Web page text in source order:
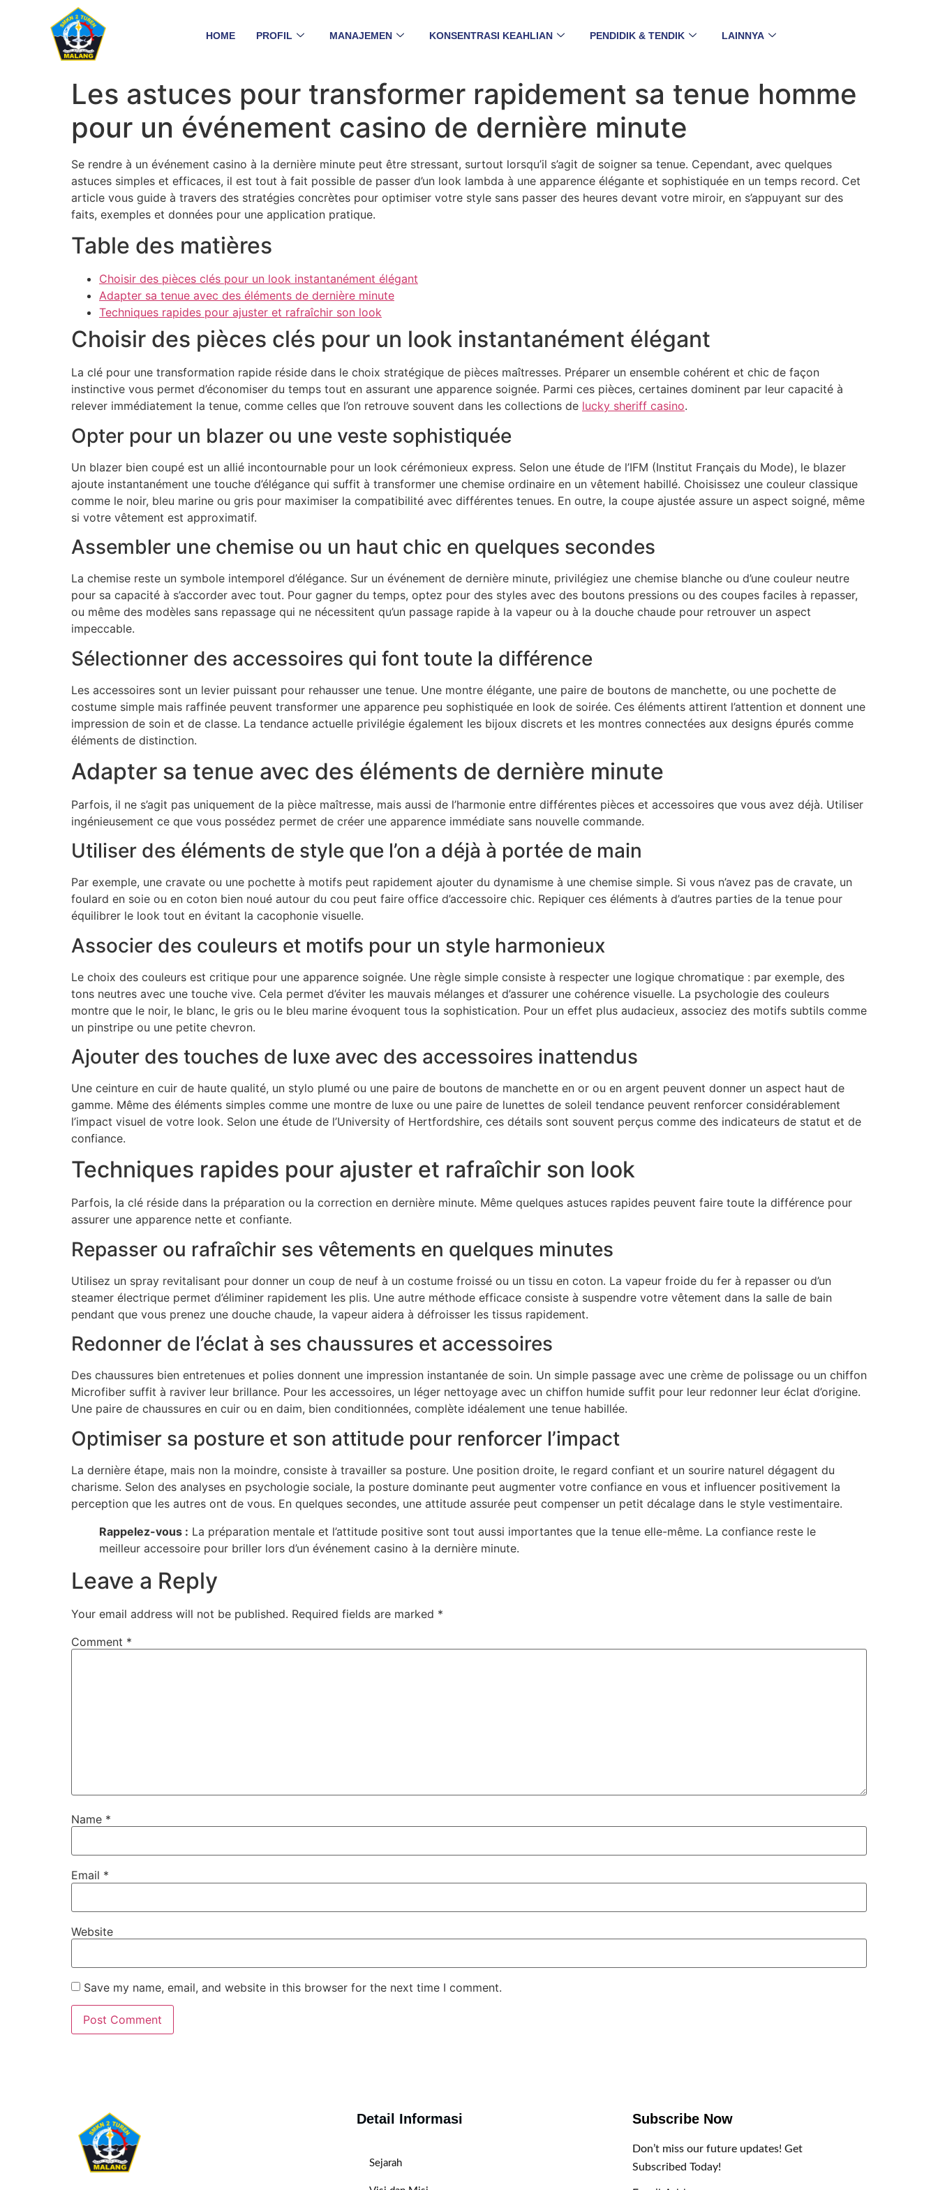
HOME PROFIL MANAJEMEN KONSENTRASI KEAHLIAN PENDIDIK & TENDIK LAINNYA
Les astuces pour transformer rapidement sa tenue homme
pour un événement casino de dernière minute
Se rendre à un événement casino à la dernière minute peut être stressant, surtout lorsqu’il s’agit de soigner sa tenue. Cependant, avec quelques
astuces simples et efficaces, il est tout à fait possible de passer d’un look lambda à une apparence élégante et sophistiquée en un temps record. Cet
article vous guide à travers des stratégies concrètes pour optimiser votre style sans passer des heures devant votre miroir, en s’appuyant sur des
faits, exemples et données pour une application pratique.
Table des matières
Choisir des pièces clés pour un look instantanément élégant
Adapter sa tenue avec des éléments de dernière minute
Techniques rapides pour ajuster et rafraîchir son look
Choisir des pièces clés pour un look instantanément élégant
La clé pour une transformation rapide réside dans le choix stratégique de pièces maîtresses. Préparer un ensemble cohérent et chic de façon
instinctive vous permet d’économiser du temps tout en assurant une apparence soignée. Parmi ces pièces, certaines dominent par leur capacité à
relever immédiatement la tenue, comme celles que l’on retrouve souvent dans les collections de lucky sheriff casino.
Opter pour un blazer ou une veste sophistiquée
Un blazer bien coupé est un allié incontournable pour un look cérémonieux express. Selon une étude de l’IFM (Institut Français du Mode), le blazer
ajoute instantanément une touche d’élégance qui suffit à transformer une chemise ordinaire en un vêtement habillé. Choisissez une couleur classique
comme le noir, bleu marine ou gris pour maximiser la compatibilité avec différentes tenues. En outre, la coupe ajustée assure un aspect soigné, même
si votre vêtement est approximatif.
Assembler une chemise ou un haut chic en quelques secondes
La chemise reste un symbole intemporel d’élégance. Sur un événement de dernière minute, privilégiez une chemise blanche ou d’une couleur neutre
pour sa capacité à s’accorder avec tout. Pour gagner du temps, optez pour des styles avec des boutons pressions ou des coupes faciles à repasser,
ou même des modèles sans repassage qui ne nécessitent qu’un passage rapide à la vapeur ou à la douche chaude pour retrouver un aspect
impeccable.
Sélectionner des accessoires qui font toute la différence
Les accessoires sont un levier puissant pour rehausser une tenue. Une montre élégante, une paire de boutons de manchette, ou une pochette de
costume simple mais raffinée peuvent transformer une apparence peu sophistiquée en look de soirée. Ces éléments attirent l’attention et donnent une
impression de soin et de classe. La tendance actuelle privilégie également les bijoux discrets et les montres connectées aux designs épurés comme
éléments de distinction.
Adapter sa tenue avec des éléments de dernière minute
Parfois, il ne s’agit pas uniquement de la pièce maîtresse, mais aussi de l’harmonie entre différentes pièces et accessoires que vous avez déjà. Utiliser
ingénieusement ce que vous possédez permet de créer une apparence immédiate sans nouvelle commande.
Utiliser des éléments de style que l’on a déjà à portée de main
Par exemple, une cravate ou une pochette à motifs peut rapidement ajouter du dynamisme à une chemise simple. Si vous n’avez pas de cravate, un
foulard en soie ou en coton bien noué autour du cou peut faire office d’accessoire chic. Repiquer ces éléments à d’autres parties de la tenue pour
équilibrer le look tout en évitant la cacophonie visuelle.
Associer des couleurs et motifs pour un style harmonieux
Le choix des couleurs est critique pour une apparence soignée. Une règle simple consiste à respecter une logique chromatique : par exemple, des
tons neutres avec une touche vive. Cela permet d’éviter les mauvais mélanges et d’assurer une cohérence visuelle. La psychologie des couleurs
montre que le noir, le blanc, le gris ou le bleu marine évoquent tous la sophistication. Pour un effet plus audacieux, associez des motifs subtils comme
un pinstripe ou une petite chevron.
Ajouter des touches de luxe avec des accessoires inattendus
Une ceinture en cuir de haute qualité, un stylo plumé ou une paire de boutons de manchette en or ou en argent peuvent donner un aspect haut de
gamme. Même des éléments simples comme une montre de luxe ou une paire de lunettes de soleil tendance peuvent renforcer considérablement
l’impact visuel de votre look. Selon une étude de l’University of Hertfordshire, ces détails sont souvent perçus comme des indicateurs de statut et de
confiance.
Techniques rapides pour ajuster et rafraîchir son look
Parfois, la clé réside dans la préparation ou la correction en dernière minute. Même quelques astuces rapides peuvent faire toute la différence pour
assurer une apparence nette et confiante.
Repasser ou rafraîchir ses vêtements en quelques minutes
Utilisez un spray revitalisant pour donner un coup de neuf à un costume froissé ou un tissu en coton. La vapeur froide du fer à repasser ou d’un
steamer électrique permet d’éliminer rapidement les plis. Une autre méthode efficace consiste à suspendre votre vêtement dans la salle de bain
pendant que vous prenez une douche chaude, la vapeur aidera à défroisser les tissus rapidement.
Redonner de l’éclat à ses chaussures et accessoires
Des chaussures bien entretenues et polies donnent une impression instantanée de soin. Un simple passage avec une crème de polissage ou un chiffon
Microfiber suffit à raviver leur brillance. Pour les accessoires, un léger nettoyage avec un chiffon humide suffit pour leur redonner leur éclat d’origine.
Une paire de chaussures en cuir ou en daim, bien conditionnées, complète idéalement une tenue habillée.
Optimiser sa posture et son attitude pour renforcer l’impact
La dernière étape, mais non la moindre, consiste à travailler sa posture. Une position droite, le regard confiant et un sourire naturel dégagent du
charisme. Selon des analyses en psychologie sociale, la posture dominante peut augmenter votre confiance en vous et influencer positivement la
perception que les autres ont de vous. En quelques secondes, une attitude assurée peut compenser un petit décalage dans le style vestimentaire.
Rappelez-vous : La préparation mentale et l’attitude positive sont tout aussi importantes que la tenue elle-même. La confiance reste le
meilleur accessoire pour briller lors d’un événement casino à la dernière minute.
Leave a Reply
Your email address will not be published. Required fields are marked *
Comment *
Name *
Email *
Website
Save my name, email, and website in this browser for the next time I comment.
Detail Informasi
Sejarah
Subscribe Now
Don’t miss our future updates! Get
Subscribed Today!